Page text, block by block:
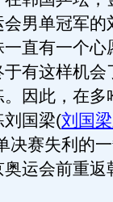
男单冠军的
直有一个心
有这样机会
因此，在多
国梁(刘国
决赛失利的
运会前重返